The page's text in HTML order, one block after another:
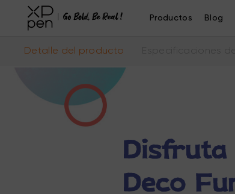
Productos Blog
Detalle del producto